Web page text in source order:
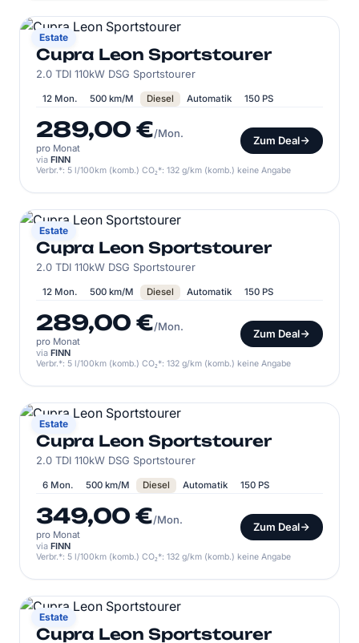
Estate
CUPRA
Cupra Leon Sportstourer
2.0 TDI 110kW DSG Sportstourer
12 Mon. 500 km/M Diesel Automatik 150 PS
289,00 €/Mon.
pro Monat
Zum Deal
via FINN
Verbr.*: 5 l/100km (komb.) CO₂*: 132 g/km (komb.) keine Angabe
Estate
CUPRA
Cupra Leon Sportstourer
2.0 TDI 110kW DSG Sportstourer
12 Mon. 500 km/M Diesel Automatik 150 PS
289,00 €/Mon.
pro Monat
Zum Deal
via FINN
Verbr.*: 5 l/100km (komb.) CO₂*: 132 g/km (komb.) keine Angabe
Estate
CUPRA
Cupra Leon Sportstourer
2.0 TDI 110kW DSG Sportstourer
6 Mon. 500 km/M Diesel Automatik 150 PS
349,00 €/Mon.
pro Monat
Zum Deal
via FINN
Verbr.*: 5 l/100km (komb.) CO₂*: 132 g/km (komb.) keine Angabe
Estate
CUPRA
Cupra Leon Sportstourer